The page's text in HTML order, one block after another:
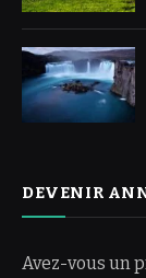
DEVENIR
Avez-vous un